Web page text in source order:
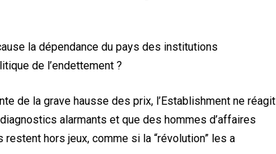
la dépendance du pays des institutions
de l’endettement ?
de la grave hausse des prix, l’Establishment ne réagit
alarmants et que des hommes d’affaires
hors jeux, comme si la “révolution” les a